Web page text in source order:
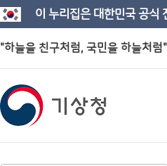
이 누리집은 대한민국 공식
"하늘을 친구처럼, 국민을 하늘처럼"